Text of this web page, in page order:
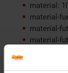
material:
material-
material-
material-